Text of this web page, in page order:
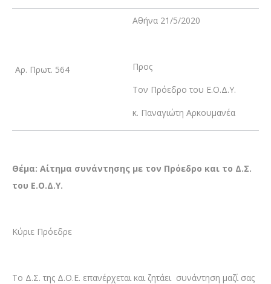
Αρ. Πρωτ. 564
Αθήνα 21/5/2020
Προς
Τον Πρόεδρο του Ε.Ο.Δ.Υ.
κ. Παναγιώτη Αρκουμανέα
Θέμα: Αίτημα συνάντησης με τον Πρόεδρο και το Δ.Σ.
του Ε.Ο.Δ.Υ.
Κύριε Πρόεδρε
Το Δ.Σ. της Δ.Ο.Ε. επανέρχεται και ζητάει συνάντηση μαζί σας